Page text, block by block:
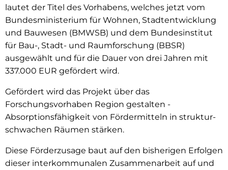
lautet der Titel des Vorhabens, welches jetzt vom
Bundesministerium für Wohnen, Stadt­entwicklung
und Bauwesen (BMWSB) und dem Bundesinstitut
für Bau-, Stadt- und Raumforschung (BBSR)
ausgewählt und für die Dauer von drei Jahren mit
337.000 EUR gefördert wird.
Gefördert wird das Projekt über das
Forschungsvorhaben Region gestalten -
Absorptionsfähigkeit von Fördermitteln in struktur­
schwachen Räumen stärken.
Diese Förderzusage baut auf den bisherigen Erfolgen
dieser inter­kommunalen Zusammenarbeit auf und